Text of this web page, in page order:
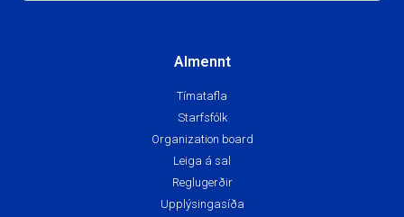
Almennt
Tímatafla
Starfsfólk
Organization board
Leiga á sal
Reglugerðir
Upplýsingasíða